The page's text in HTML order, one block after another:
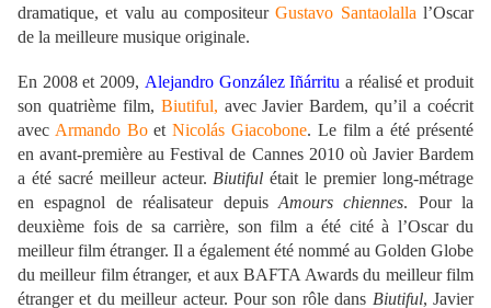
dramatique, et valu au compositeurGustavo Santaolalla l’Oscar
de la meilleure musique originale.
En 2008 et 2009, Alejandro González Iñárritu a réalisé et produit
son quatrième film, Biutiful, avec Javier Bardem, qu’il a coécrit
avec Armando BoetNicolás Giacobone. Le film a été présenté
en avant-première au Festival de Cannes 2010 où Javier Bardem
a été sacré meilleur acteur. Biutiful était le premier long-métrage
en espagnol de réalisateur depuis Amours chiennes. Pour la
deuxième fois de sa carrière, son film a été cité à l’Oscar du
meilleur film étranger. Il a également été nommé au Golden Globe
du meilleur film étranger, et aux BAFTA Awards du meilleur film
étranger et du meilleur acteur. Pour son rôle dans Biutiful, Javier